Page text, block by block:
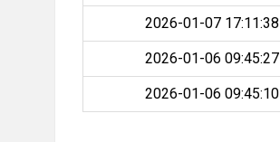
2026-01-07 17:11:38
2026-01-06 09:45:27
2026-01-06 09:45:10